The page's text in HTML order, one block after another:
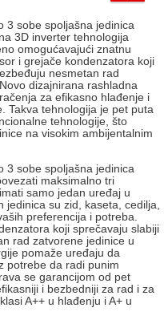
3 sobe spoljašna jedinica
3D inverter tehnologija
omogućavajući znatnu
i grejače kondenzatora koji
nesmetan rad
dizajnirana rashladna
za efikasno hlađenje i
Takva tehnologija je pet puta
tehnologije, što
na visokim ambijentalnim
3 sobe spoljašna jedinica
maksimalno tri
samo jedan uređaj u
su zid, kaseta, cedilja,
preferencija i potreba.
koji sprečavaju slabiji
rad zatvorene jedinice u
pomaže uređaju da
potrebe da radi punim
se garancijom od pet
i bezbedniji za rad i za
A++ u hlađenju i A+ u